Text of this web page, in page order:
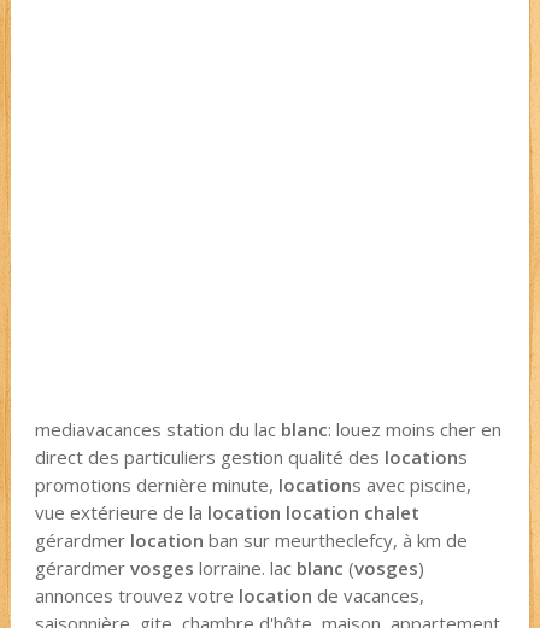
mediavacances station du lac blanc: louez moins cher en
direct des particuliers gestion qualité des locations
promotions dernière minute, locations avec piscine,
vue extérieure de la location location chalet
gérardmer location ban sur meurtheclefcy, à km de
gérardmer vosges lorraine. lac blanc (vosges)
annonces trouvez votre location de vacances,